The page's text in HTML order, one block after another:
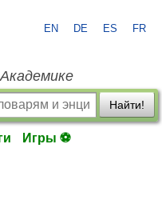
EN DE ES FR
Найти!
Игры ⚽